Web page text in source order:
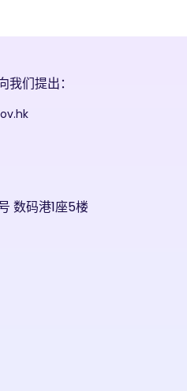
们提出：
数码港1座5楼